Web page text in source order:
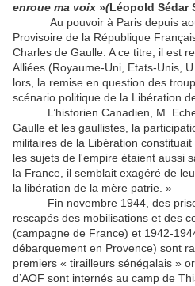
enroue ma voix »(Léopold Sédar
Au pouvoir à Paris depuis
Provisoire de la République
Charles de Gaulle. A ce titre, il est
Alliées (Royaume-Uni, Etats-Unis,
lors, la remise en question des
scénario politique de la Libération
L’historien Canadien, M.
Gaulle et les gaullistes, la
militaires de la Libération
les sujets de l'empire étaient aussi
la France, il semblait exagéré de
la libération de la mère patrie. »
Fin novembre 1944, des
rescapés des mobilisations et des
(campagne de France) et 1942-
débarquement en Provence) sont
premiers « tirailleurs sénégalais »
d’AOF sont internés au camp de